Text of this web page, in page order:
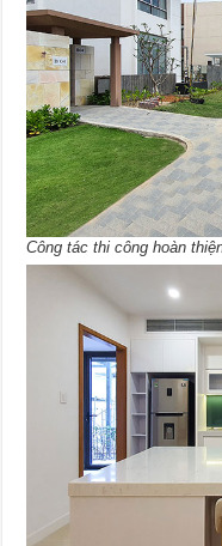
Công tác thi công hoàn